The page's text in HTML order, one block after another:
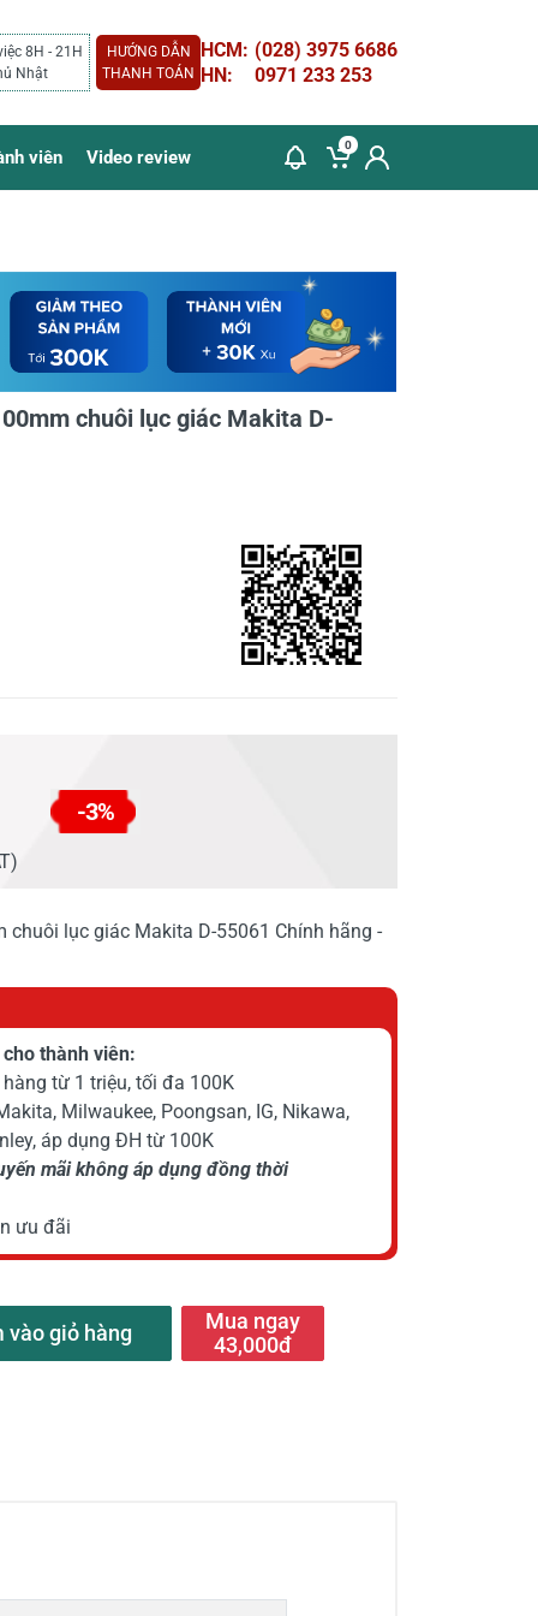
8H - 21H
Nhật
HƯỚNG DẪN
THANH TOÁN
HCM: (028) 3975 6686
HN:
0971 233 253
viên Video review
0
chuôi lục giác Makita D-
-3%
lục giác Makita D-55061 Chính hãng -
thành viên:
từ 1 triệu, tối đa 100K
Milwaukee, Poongsan, IG, Nikawa,
áp dụng ĐH từ 100K
mãi không áp dụng đồng thời
ưu đãi
vào giỏ hàng
Mua ngay
43,000đ